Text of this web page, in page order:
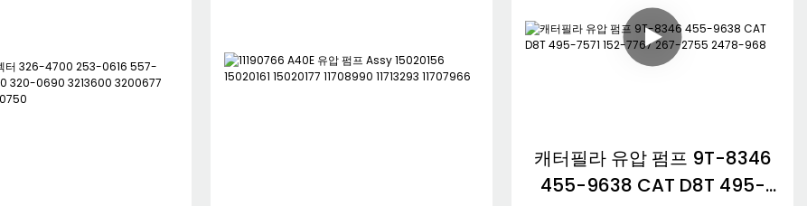
캐터필라 유압 펌프 9T-8346
455-9638 CAT D8T 495-